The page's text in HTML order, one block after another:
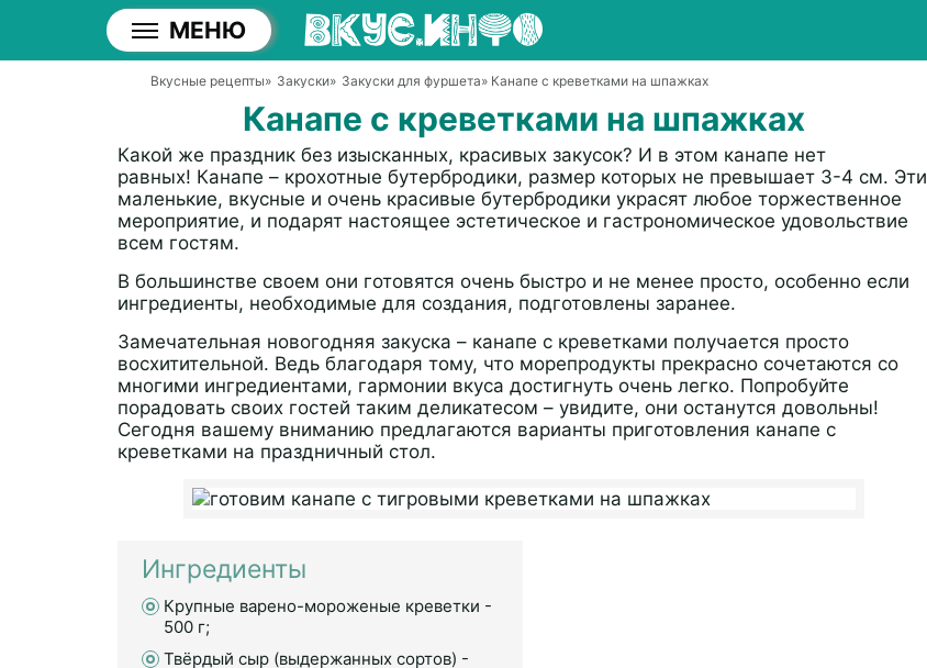
МЕНЮ
Вкусные рецепты» Закуски» Закуски для фуршета» Канапе с креветками на шпажках
Канапе с креветками на шпажках
Какой же праздник без изысканных, красивых закусок? И в этом канапе нет
равных! Канапе – крохотные бутербродики, размер которых не превышает 3-4 см. Эти
маленькие, вкусные и очень красивые бутербродики украсят любое торжественное
мероприятие, и подарят настоящее эстетическое и гастрономическое удовольствие
всем гостям.
В большинстве своем они готовятся очень быстро и не менее просто, особенно если
ингредиенты, необходимые для создания, подготовлены заранее.
Замечательная новогодняя закуска – канапе с креветками получается просто
восхитительной. Ведь благодаря тому, что морепродукты прекрасно сочетаются со
многими ингредиентами, гармонии вкуса достигнуть очень легко. Попробуйте
порадовать своих гостей таким деликатесом – увидите, они останутся довольны!
Сегодня вашему вниманию предлагаются варианты приготовления канапе с
креветками на праздничный стол.
Ингредиенты
Крупные варено-мороженые креветки -
500 г;
Твёрдый сыр (выдержанных сортов) -